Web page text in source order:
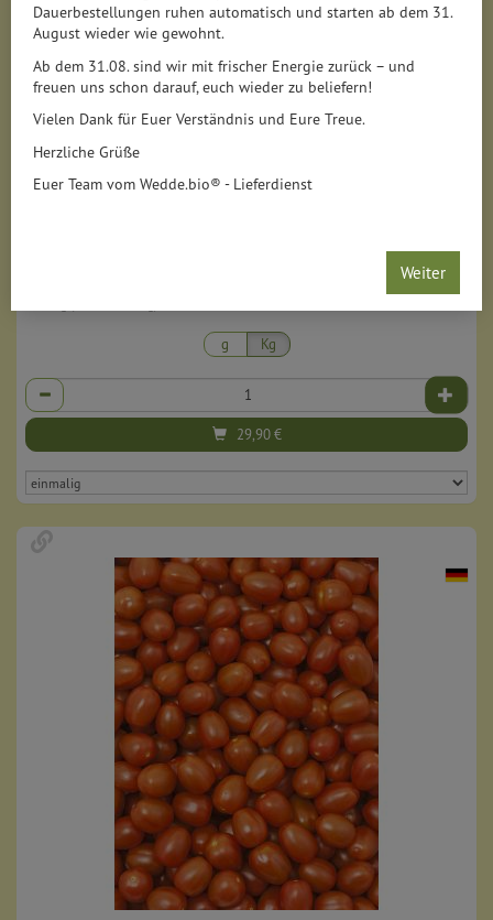
Dauerbestellungen ruhen automatisch und starten ab dem 31.
August wieder wie gewohnt.
Ab dem 31.08. sind wir mit frischer Energie zurück – und
freuen uns schon darauf, euch wieder zu beliefern!
Vielen Dank für Euer Verständnis und Eure Treue.
Herzliche Grüße
Euer Team vom Wedde.bio® - Lieferdienst
Weiter
g Kg
Anzahl
29,90€